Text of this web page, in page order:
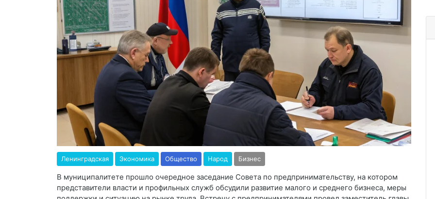
Ленинградская Экономика Общество Народ Бизнес
В муниципалитете прошло очередное заседание Совета по предпринимательству, на котором
представители власти и профильных служб обсудили развитие малого и среднего бизнеса, меры